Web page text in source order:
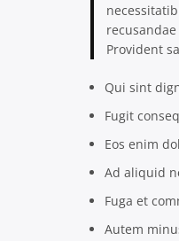
Provident
Qui sint
Fugit
Eos enim
Ad aliquid
Fuga et
Autem